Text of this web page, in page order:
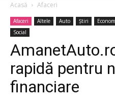
Acasă Afaceri
Afaceri Altele Auto Ştiri
Social
rapidă pentru
financiare